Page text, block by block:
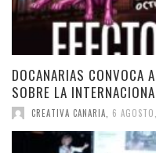
DOCANARIAS CONVOCA
SOBRE LA
CREATIVA CANARIA 6